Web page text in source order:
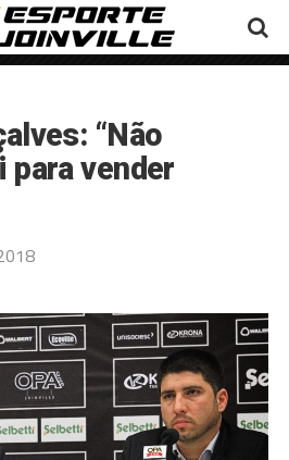
“Não
para vender